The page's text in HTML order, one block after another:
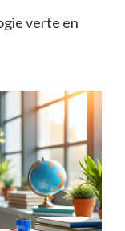
verte en